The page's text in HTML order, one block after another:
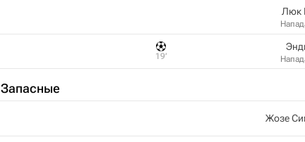
Запасные
Люк
19‎’‎
Жозе